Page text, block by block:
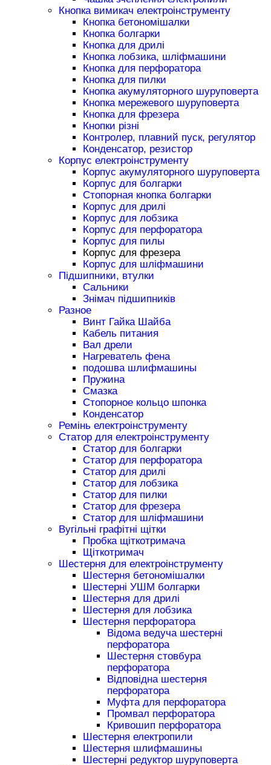
Кнопка вимикач електроінструменту
Кнопка бетономішалки
Кнопка болгарки
Кнопка для дрилі
Кнопка лобзика, шліфмашини
Кнопка для перфоратора
Кнопка для пилки
Кнопка акумуляторного шуруповерта
Кнопка мережевого шуруповерта
Кнопка для фрезера
Кнопки різні
Контролер, плавний пуск, регулятор
Конденсатор, резистор
Корпус електроінструменту
Корпус акумуляторного шуруповерта
Корпус для болгарки
Стопорная кнопка болгарки
Корпус для дрилі
Корпус для лобзика
Корпус для перфоратора
Корпус для пилы
Корпус для фрезера
Корпус для шліфмашини
Підшипники, втулки
Сальники
Знімач підшипників
Разное
Винт Гайка Шайба
Кабель питания
Вал дрели
Нагреватель фена
подошва шлифмашины
Пружина
Смазка
Стопорное кольцо шпонка
Конденсатор
Ремінь електроінструменту
Статор для електроінструменту
Статор для болгарки
Статор для перфоратора
Статор для дрилі
Статор для лобзика
Статор для пилки
Статор для фрезера
Статор для шліфмашини
Вугільні графітні щітки
Пробка щіткотримача
Щіткотримач
Шестерня для електроінструменту
Шестерня бетономішалки
Шестерні УШМ болгарки
Шестерня для дрилі
Шестерня для лобзика
Шестерня перфоратора
Відома ведуча шестерні
перфоратора
Шестерня стовбура
перфоратора
Відповідна шестерня
перфоратора
Муфта для перфоратора
Промвал перфоратора
Кривошип перфоратора
Шестерня електропили
Шестерня шлифмашины
Шестерні редуктор шуруповерта